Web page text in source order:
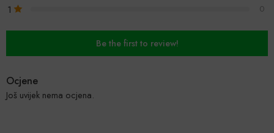
1 0
Be the first to review!
Ocjene
Još uvijek nema ocjena.